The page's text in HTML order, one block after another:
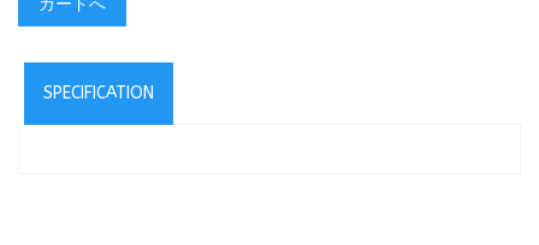
カードへ
SPECIFICATION